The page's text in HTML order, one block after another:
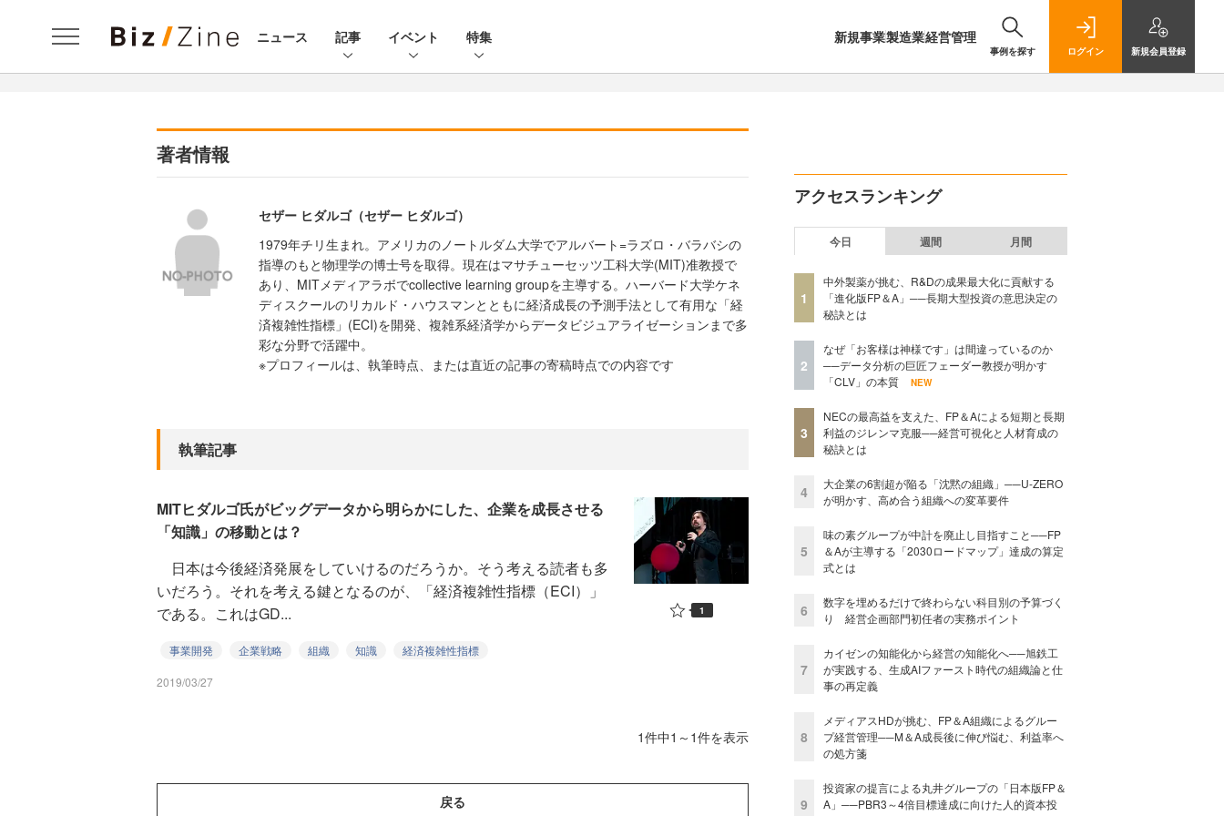
ニュース 記事 イベント 特集 新規事業製造業経営管理
事例を探す ログイン 新規会員登録
著者情報
セザー ヒダルゴ（セザー ヒダルゴ）
1979年チリ生まれ。アメリカのノートルダム大学でアルバート=ラズロ・バラバシの
指導のもと物理学の博士号を取得。現在はマサチューセッツ工科大学(MIT)准教授で
あり、MITメディアラボでcollective learning groupを主導する。ハーバード大学ケネ
ディスクールのリカルド・ハウスマンとともに経済成長の予測手法として有用な「経
済複雑性指標」(ECI)を開発、複雑系経済学からデータビジュアライゼーションまで多
彩な分野で活躍中。
※プロフィールは、執筆時点、または直近の記事の寄稿時点での内容です
執筆記事
MITヒダルゴ氏がビッグデータから明らかにした、企業を成長させる
「知識」の移動とは？
日本は今後経済発展をしていけるのだろうか。そう考える読者も多
いだろう。それを考える鍵となるのが、「経済複雑性指標（ECI）」
である。これはGD...
事業開発 企業戦略 組織 知識 経済複雑性指標
2019/03/27
1
1件中1～1件を表示
戻る
アクセスランキング
今日 週間 月間
1
中外製薬が挑む、R&Dの成果最大化に貢献する
「進化版FP＆A」──長期大型投資の意思決定の
秘訣とは
2
なぜ「お客様は神様です」は間違っているのか
──データ分析の巨匠フェーダー教授が明かす
「CLV」の本質
NEW
3
NECの最高益を支えた、FP＆Aによる短期と長期
利益のジレンマ克服──経営可視化と人材育成の
秘訣とは
4
大企業の6割超が陥る「沈黙の組織」──U-ZERO
が明かす、高め合う組織への変革要件
5
味の素グループが中計を廃止し目指すこと──FP
＆Aが主導する「2030ロードマップ」達成の算定
式とは
6
数字を埋めるだけで終わらない科目別の予算づく
り 経営企画部門初任者の実務ポイント
7
カイゼンの知能化から経営の知能化へ──旭鉄工
が実践する、生成AIファースト時代の組織論と仕
事の再定義
8
メディアスHDが挑む、FP＆A組織によるグルー
プ経営管理──M＆A成長後に伸び悩む、利益率へ
の処方箋
9
投資家の提言による丸井グループの「日本版FP＆
A」──PBR3～4倍目標達成に向けた人的資本投